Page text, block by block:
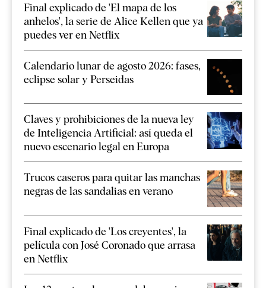
Final explicado de 'El mapa de los
anhelos', la serie de Alice Kellen que ya
puedes ver en Netflix
Calendario lunar de agosto 2026: fases,
eclipse solar y Perseidas
Claves y prohibiciones de la nueva ley
de Inteligencia Artificial: así queda el
nuevo escenario legal en Europa
Trucos caseros para quitar las manchas
negras de las sandalias en verano
Final explicado de 'Los creyentes', la
película con José Coronado que arrasa
en Netflix